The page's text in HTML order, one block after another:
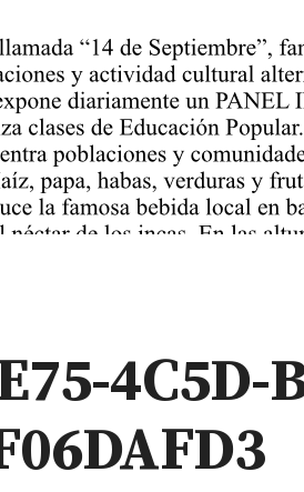
4C5D-